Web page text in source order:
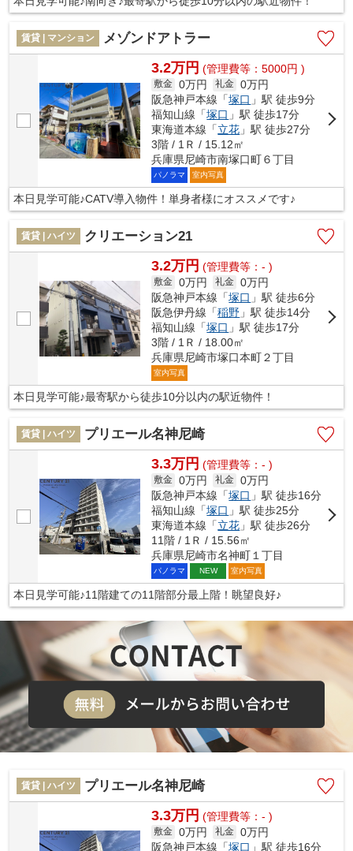
賃貸 | マンション メゾンドアトラー
3.2万円 (管理費等：5000円 )
敷金 0万円 礼金 0万円
阪急神戸本線「塚口 」駅 徒歩9分
福知山線「塚口 」駅 徒歩17分
東海道本線「立花 」駅 徒歩27分
3階 / 1Ｒ / 15.12㎡
兵庫県尼崎市南塚口町６丁目
パノラマ 室内写真
本日見学可能♪CATV導入物件！単身者様にオススメです♪
賃貸 | ハイツ クリエーション21
3.2万円 (管理費等：- )
敷金 0万円 礼金 0万円
阪急神戸本線「塚口 」駅 徒歩6分
阪急伊丹線「稲野 」駅 徒歩14分
福知山線「塚口 」駅 徒歩17分
3階 / 1Ｒ / 18.00㎡
兵庫県尼崎市塚口本町２丁目
室内写真
本日見学可能♪最寄駅から徒歩10分以内の駅近物件！
賃貸 | ハイツ プリエール名神尼崎
3.3万円 (管理費等：- )
敷金 0万円 礼金 0万円
阪急神戸本線「塚口 」駅 徒歩16分
福知山線「塚口 」駅 徒歩25分
東海道本線「立花 」駅 徒歩26分
11階 / 1Ｒ / 15.56㎡
兵庫県尼崎市名神町１丁目
パノラマ NEW 室内写真
本日見学可能♪11階建ての11階部分最上階！眺望良好♪
賃貸 | ハイツ プリエール名神尼崎
3.3万円 (管理費等：- )
敷金 0万円 礼金 0万円
阪急神戸本線「塚口 」駅 徒歩16分